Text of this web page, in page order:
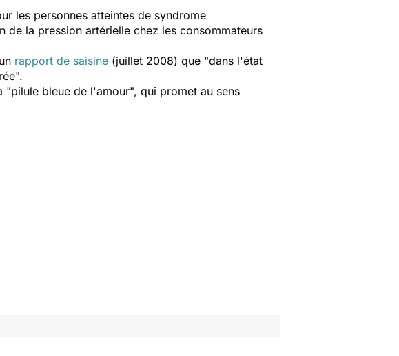
les personnes atteintes de syndrome
de la pression artérielle chez les consommateurs
rapport de saisine (juillet 2008) que "dans l'état
bleue de l'amour", qui promet au sens